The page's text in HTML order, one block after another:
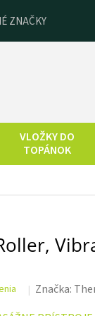
ZNAČKY
VLOŽKY DO
TOPÁNOK
Značka: